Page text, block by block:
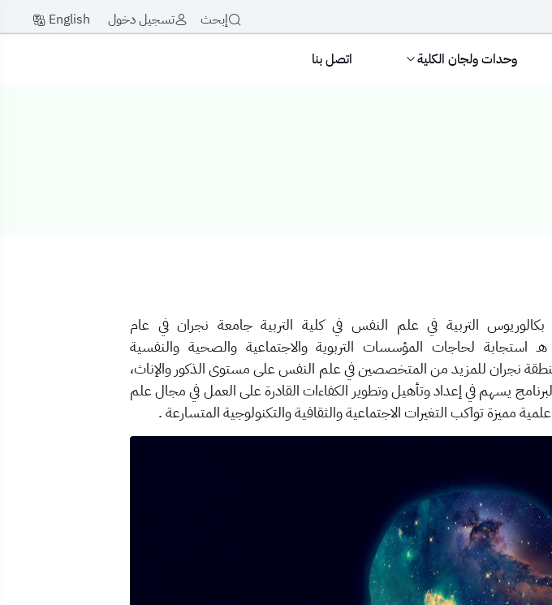
إبحث تسجيل دخول English
وحدات ولجان الكلية اتصل بنا
التربية في علم النفس في كلية التربية جامعة نجران في عام
1436/1437 هـ استجابة لحاجات المؤسسات التربوية والاجتماعية والصحية والنفسية
نجران للمزيد من المتخصصين في علم النفس على مستوى الذكور والإناث،
يسهم في إعداد وتأهيل وتطوير الكفاءات القادرة على العمل في مجال علم
مميزة تواكب التغيرات الاجتماعية والثقافية والتكنولوجية المتسارعة .